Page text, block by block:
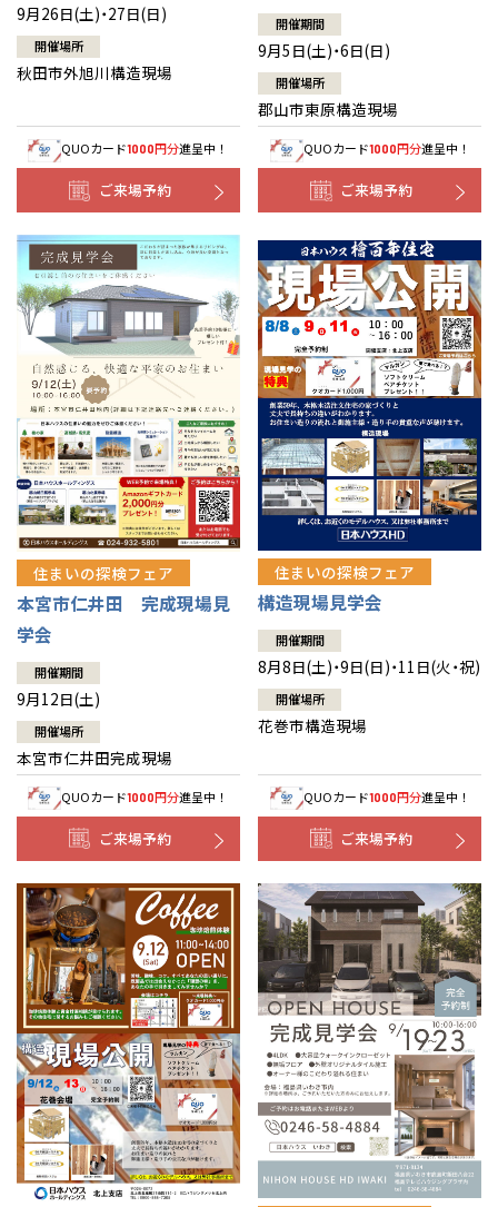
9月26日(土)・27日(日)
開催場所
秋田市外旭川構造現場
QUOカード1000円分進呈中！
ご来場予約
開催期間
9月5日(土)・6日(日)
開催場所
郡山市東原構造現場
QUOカード1000円分進呈中！
ご来場予約
住まいの探検フェア
本宮市仁井田 完成現場見
学会
開催期間
9月12日(土)
開催場所
本宮市仁井田完成現場
QUOカード1000円分進呈中！
ご来場予約
住まいの探検フェア
構造現場見学会
開催期間
8月8日(土)・9日(日)・11日(火・祝)
開催場所
花巻市構造現場
QUOカード1000円分進呈中！
ご来場予約